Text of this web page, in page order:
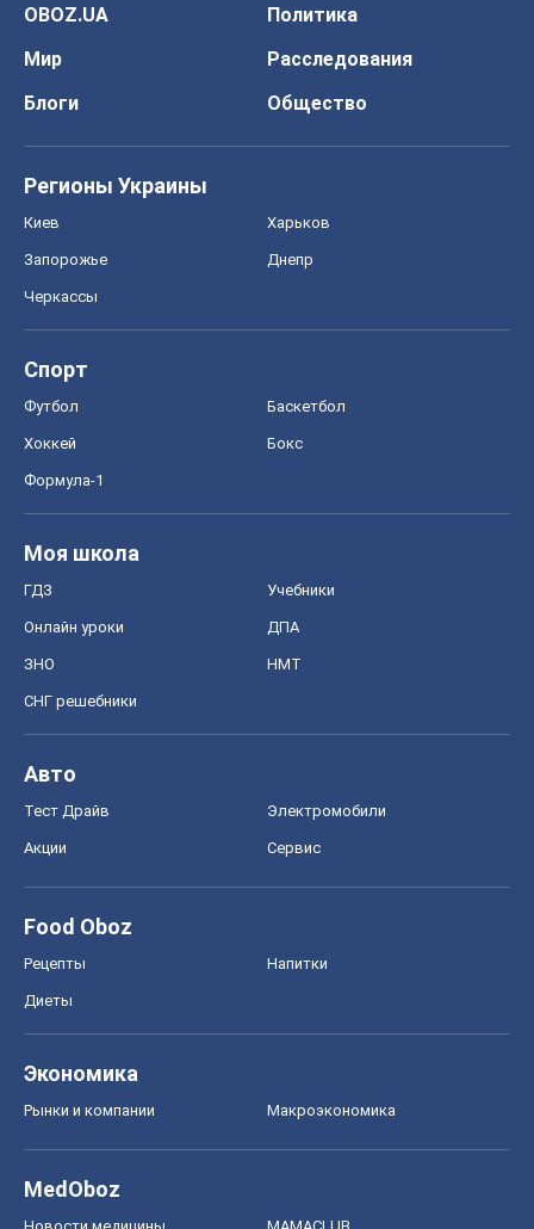
OBOZ.UA
Политика
Мир
Расследования
Блоги
Общество
Регионы Украины
Киев Харьков
Запорожье Днепр
Черкассы
Спорт
Футбол Баскетбол
Хоккей Бокс
Формула-1
Моя школа
ГДЗ Учебники
Онлайн уроки ДПА
ЗНО НМТ
СНГ решебники
Авто
Тест Драйв Электромобили
Акции Сервис
Food Oboz
Рецепты Напитки
Диеты
Экономика
Рынки и компании Mакроэкономика
MedOboz